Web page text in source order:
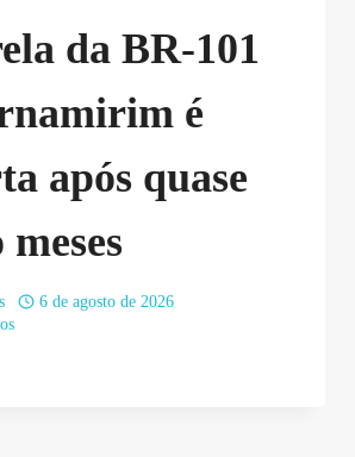
da BR-101
é
após quase
6 de agosto de 2026